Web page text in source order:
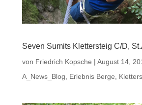
Seven Sumits Klettersteig C/D,
von Friedrich Kopsche | August 14,
A_News_Blog
Erlebnis Berge